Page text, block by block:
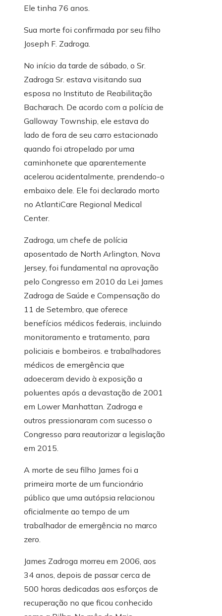
Ele tinha 76 anos.
Sua morte foi confirmada por seu filho
Joseph F. Zadroga.
No início da tarde de sábado, o Sr.
Zadroga Sr. estava visitando sua
esposa no Instituto de Reabilitação
Bacharach. De acordo com a polícia de
Galloway Township, ele estava do
lado de fora de seu carro estacionado
quando foi atropelado por uma
caminhonete que aparentemente
acelerou acidentalmente, prendendo-o
embaixo dele. Ele foi declarado morto
no AtlantiCare Regional Medical
Center.
Zadroga, um chefe de polícia
aposentado de North Arlington, Nova
Jersey, foi fundamental na aprovação
pelo Congresso em 2010 da Lei James
Zadroga de Saúde e Compensação do
11 de Setembro, que oferece
benefícios médicos federais, incluindo
monitoramento e tratamento, para
policiais e bombeiros. e trabalhadores
médicos de emergência que
adoeceram devido à exposição a
poluentes após a devastação de 2001
em Lower Manhattan. Zadroga e
outros pressionaram com sucesso o
Congresso para reautorizar a legislação
em 2015.
A morte de seu filho James foi a
primeira morte de um funcionário
público que uma autópsia relacionou
oficialmente ao tempo de um
trabalhador de emergência no marco
zero.
James Zadroga morreu em 2006, aos
34 anos, depois de passar cerca de
500 horas dedicadas aos esforços de
recuperação no que ficou conhecido